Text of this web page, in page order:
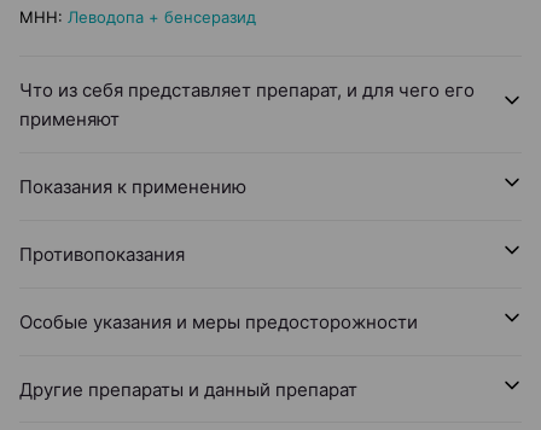
МНН: Леводопа + бенсеразид
Что из себя представляет препарат, и для чего его
применяют
Показания к применению
Противопоказания
Особые указания и меры предосторожности
Другие препараты и данный препарат